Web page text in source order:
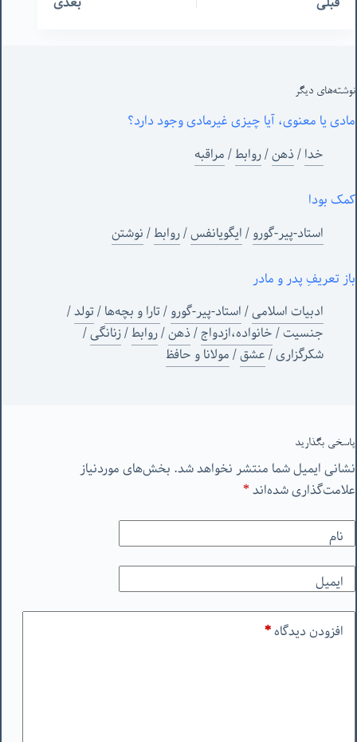
نوشته‌های‌ دیگر
مادی یا معنوی، آیا چیزی غیرمادی وجود دارد؟
خدا/ذهن/روابط/مراقبه
کمک بودا
استاد-پیر-گورو/ایگویانفس/روابط/نوشتن
باز تعریفِ پدر و مادر
ادبیات اسلامی/استاد-پیر-گورو/تارا و بچه‌ها/تولد/
جنسیت/خانواده،ازدواج/ذهن/روابط/زنانگی/
شکرگزاری/عشق/مولانا و حافظ
پاسخی بگذارید
نشانی ایمیل شما منتشر نخواهد شد. بخش‌های موردنیاز
علامت‌گذاری شده‌اند*
نام
ایمیل
افزودن دیدگاه*